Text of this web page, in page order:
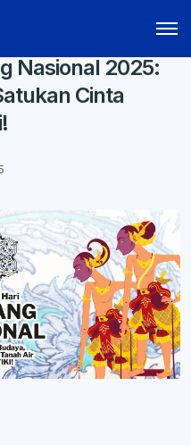
Nasional 2025:
Cinta